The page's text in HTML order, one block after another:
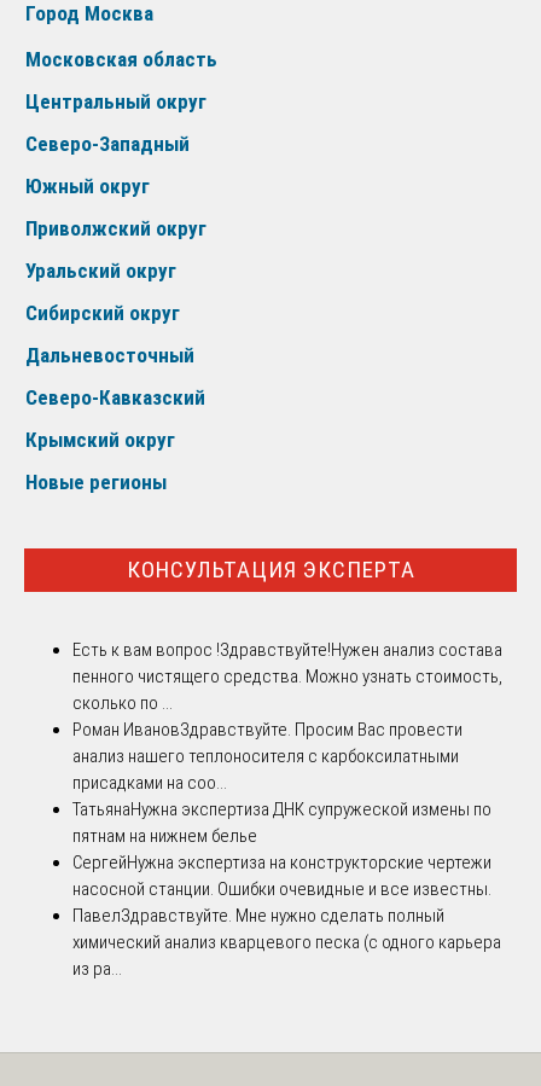
Город Москва
Московская область
Центральный округ
Северо-Западный
Южный округ
Приволжский округ
Уральский округ
Сибирский округ
Дальневосточный
Северо-Кавказский
Крымский округ
Новые регионы
КОНСУЛЬТАЦИЯ ЭКСПЕРТА
Есть к вам вопрос !Здравствуйте!Нужен анализ состава
пенного чистящего средства. Можно узнать стоимость,
сколько по ...
Роман ИвановЗдравствуйте. Просим Вас провести
анализ нашего теплоносителя с карбоксилатными
присадками на соо...
ТатьянаНужна экспертиза ДНК супружеской измены по
пятнам на нижнем белье
СергейНужна экспертиза на конструкторские чертежи
насосной станции. Ошибки очевидные и все известны.
ПавелЗдравствуйте. Мне нужно сделать полный
химический анализ кварцевого песка (с одного карьера
из ра...